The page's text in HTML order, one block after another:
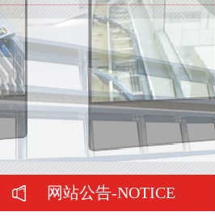
网站公告-NOTICE